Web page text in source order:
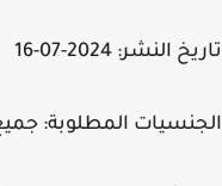
تاريخ النشر:
الجنسيات المطلوبة: